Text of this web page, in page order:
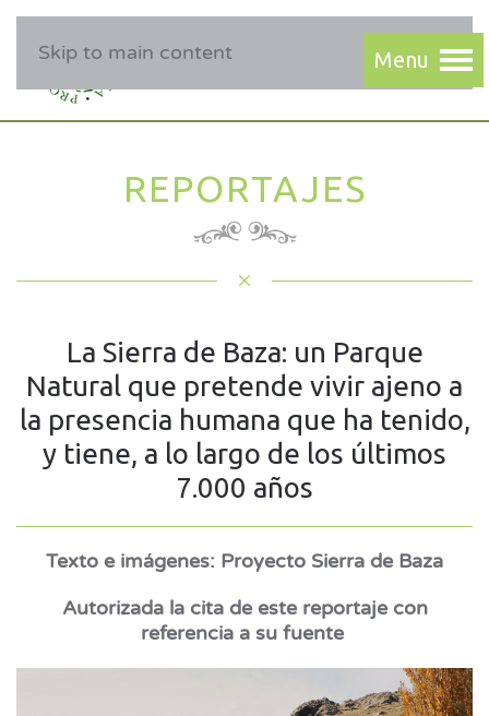
Skip to main content
REPORTAJES
La Sierra de Baza: un Parque
Natural que pretende vivir ajeno a
la presencia humana que ha tenido,
y tiene, a lo largo de los últimos
7.000 años
Texto e imágenes: Proyecto Sierra de Baza
Autorizada la cita de este reportaje con
referencia a su fuente